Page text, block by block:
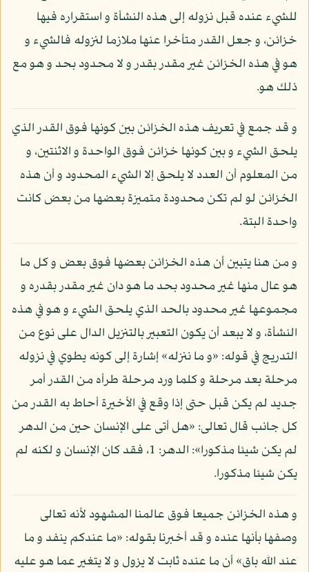
للشيء عنده قبل نزوله إلى هذه النشأة و استقراره فيها
خزائن، و جعل القدر متأخرا عنها ملازما لنزوله فالشيء و
هو في هذه الخزائن غير مقدر بقدر و لا محدود بحد و هو مع
ذلك هو.
و قد جمع في تعريف هذه الخزائن بين كونها فوق القدر الذي
يلحق الشيء و بين كونها خزائن فوق الواحدة و الاثنتين، و
من المعلوم أن العدد لا يلحق إلا الشيء المحدود و أن هذه
الخزائن لو لم تكن محدودة متميزة بعضها من بعض كانت
واحدة البتة.
و من هنا يتبين أن هذه الخزائن بعضها فوق بعض و كل ما
هو عال منها غير محدود بحد ما هو دان غير مقدر بقدره و
مجموعها غير محدود بالحد الذي يلحق الشيء و هو في هذه
النشأة، و لا يبعد أن يكون التعبير بالتنزيل الدال على نوع من
التدريج في قوله: «و ما ننزله» إشارة إلى كونه يطوي في نزوله
مرحلة بعد مرحلة و كلما ورد مرحلة طرأه من القدر أمر
جديد لم يكن قبل حتى إذا وقع في الأخيرة أحاط به القدر من
كل جانب قال تعالى: «هل أتى على الإنسان حين من الدهر
لم يكن شيئا مذكورا»: الدهر: 1، فقد كان الإنسان و لكنه لم
يكن شيئا مذكورا.
و هذه الخزائن جميعا فوق عالمنا المشهود لأنه تعالى
وصفها بأنها عنده و قد أخبرنا بقوله: «ما عندكم ينفد و ما
عند الله باق» أن ما عنده ثابت لا يزول و لا يتغير عما هو عليه